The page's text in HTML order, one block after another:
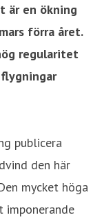
är en ökning
förra året.
regularitet
publicera
den här
mycket höga